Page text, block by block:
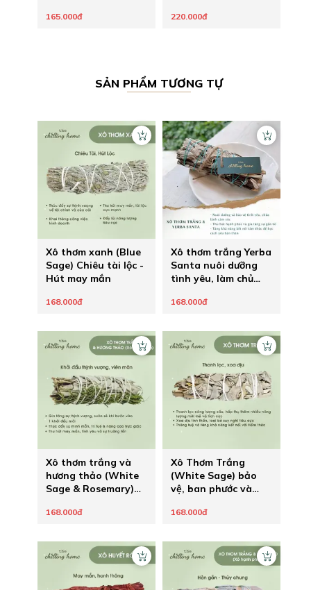
165.000đ 220.000đ
SẢN PHẨM TƯƠNG TỰ
Xô thơm xanh (Blue
Sage) Chiêu tài lộc -
Hút may mắn
168.000đ
Xô thơm trắng Yerba
Santa nuôi dưỡng
tình yêu, làm chủ
168.000đ
Xô thơm trắng và
hương thảo (White
Sage & Rosemary)
mới
168.000đ
Xô Thơm Trắng
(White Sage) bảo
vệ, ban phước và
168.000đ